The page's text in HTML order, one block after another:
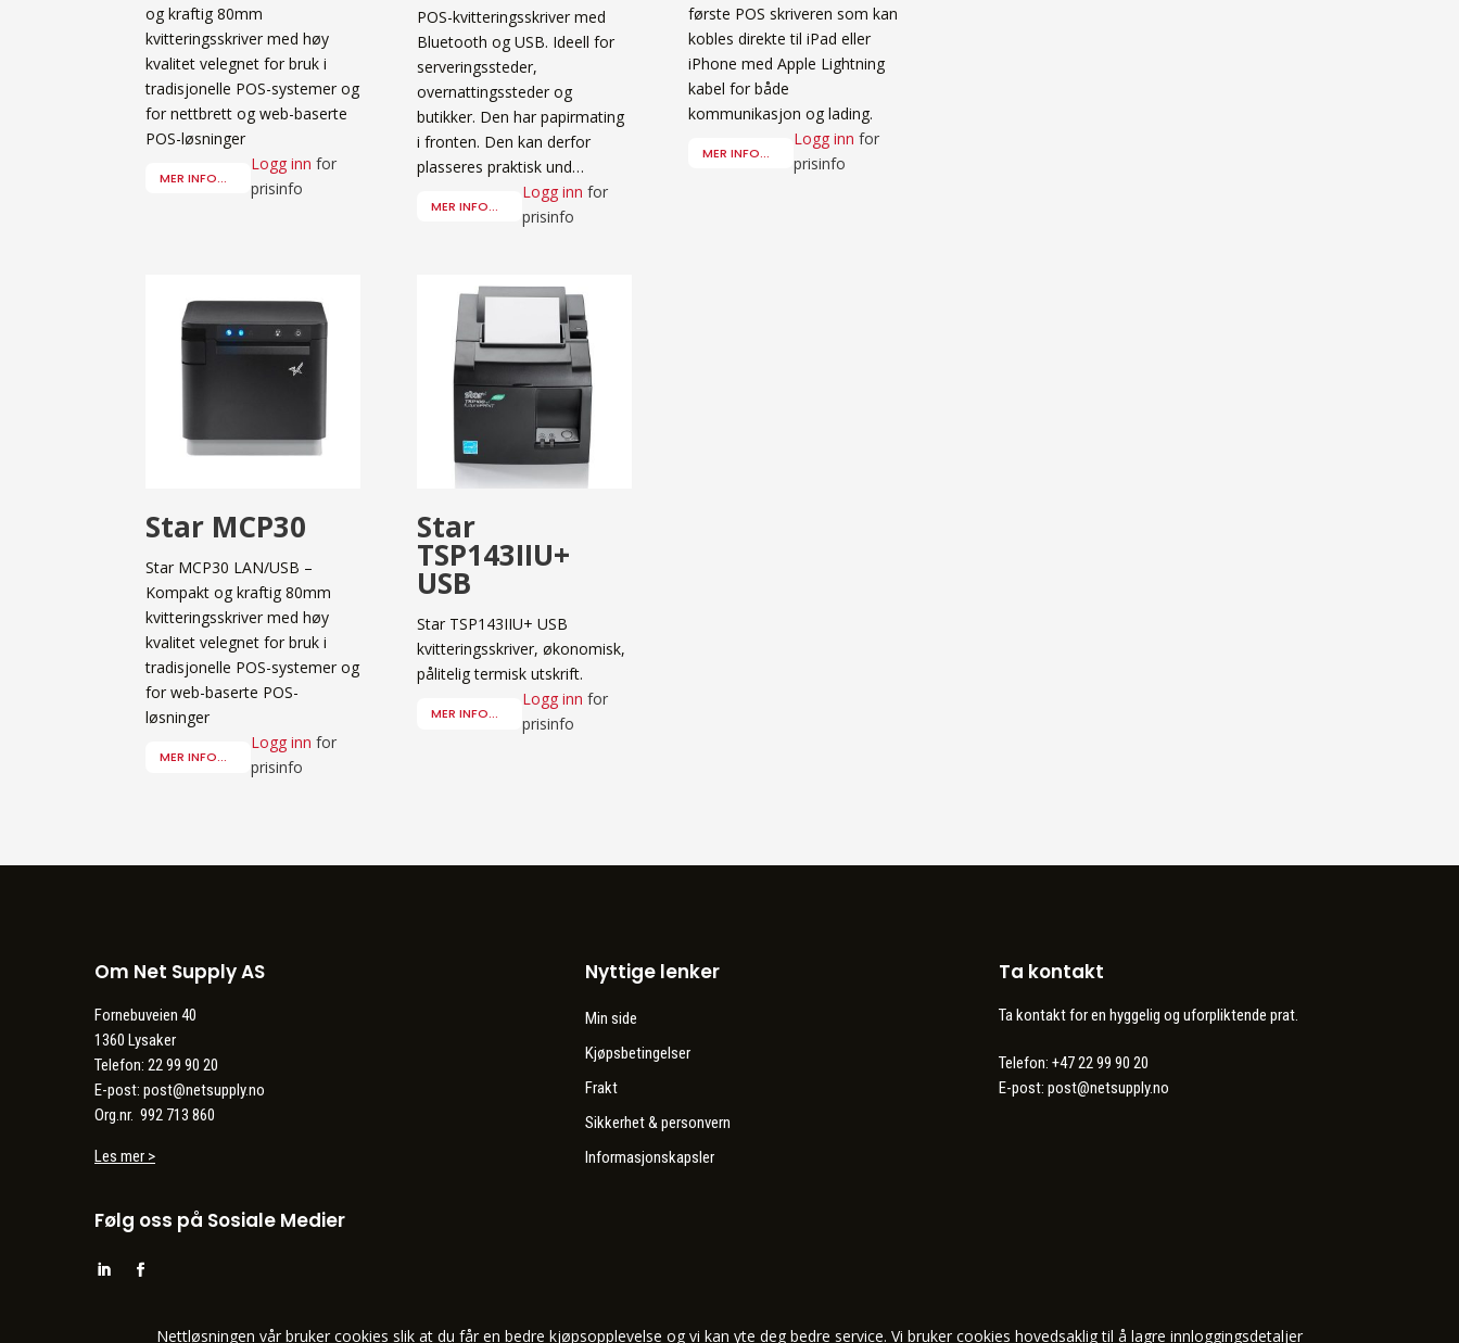
og kraftig 80mm
kvitteringsskriver med høy
kvalitet velegnet for bruk i
tradisjonelle POS-systemer og
for nettbrett og web-baserte
POS-løsninger
MER INFO...
Logg inn for
prisinfo
POS-kvitteringsskriver med
Bluetooth og USB. Ideell for
serveringssteder,
overnattingssteder og
butikker. Den har papirmating
i fronten. Den kan derfor
plasseres praktisk und…
MER INFO...
Logg inn for
prisinfo
første POS skriveren som kan
kobles direkte til iPad eller
iPhone med Apple Lightning
kabel for både
kommunikasjon og lading.
MER INFO...
Logg inn for
prisinfo
Star MCP30
Star MCP30 LAN/USB –
Kompakt og kraftig 80mm
kvitteringsskriver med høy
kvalitet velegnet for bruk i
tradisjonelle POS-systemer og
for web-baserte POS-
løsninger
MER INFO...
Logg inn for
prisinfo
Star
TSP143IIU+
USB
Star TSP143IIU+ USB
kvitteringsskriver, økonomisk,
pålitelig termisk utskrift.
MER INFO...
Logg inn for
prisinfo
Om Net Supply AS
Fornebuveien 40
1360 Lysaker
Telefon: 22 99 90 20
E-post: post@netsupply.no
Org.nr. 992 713 860
Les mer >
Følg oss på Sosiale Medier
Nyttige lenker
Min side
Kjøpsbetingelser
Frakt
Sikkerhet & personvern
Informasjonskapsler
Ta kontakt
Ta kontakt for en hyggelig og uforpliktende prat.
Telefon: +47 22 99 90 20
E-post:post@netsupply.no
Nettløsningen vår bruker cookies slik at du får en bedre kjøpsopplevelse og vi kan yte deg bedre service. Vi bruker cookies hovedsaklig til å lagre innloggingsdetaljer